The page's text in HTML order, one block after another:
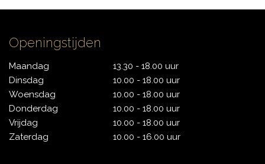
ACCESSOIRES
ONLINE SALE
Openingstijden
Maandag
Dinsdag
Woensdag
Donderdag
Vrijdag
Zaterdag
13.30 - 18.00 uur
10.00 - 18.00 uur
10.00 - 18.00 uur
10.00 - 18.00 uur
10.00 - 18.00 uur
10.00 - 16.00 uur